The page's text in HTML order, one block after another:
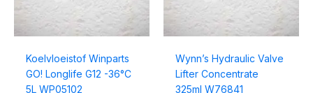
Koelvloeistof Winparts
GO! Longlife G12 -36°C
5L WP05102
Wynn’s Hydraulic Valve
Lifter Concentrate
325ml W76841